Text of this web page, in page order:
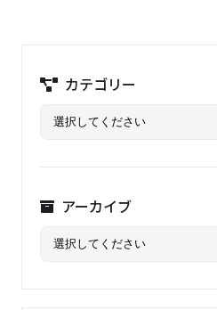
カテゴリー
アーカイブ